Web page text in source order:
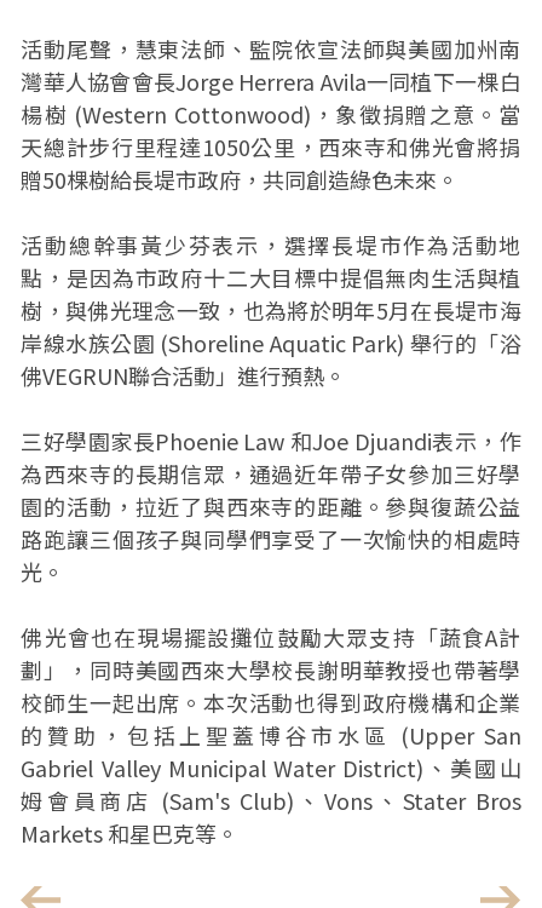
活動尾聲，慧東法師、監院依宣法師與美國加州南
灣華人協會會長Jorge Herrera Avila一同植下一棵白
楊樹 (Western Cottonwood)，象徵捐贈之意。當
天總計步行里程達1050公里，西來寺和佛光會將捐
贈50棵樹給長堤市政府，共同創造綠色未來。
活動總幹事黃少芬表示，選擇長堤市作為活動地
點，是因為市政府十二大目標中提倡無肉生活與植
樹，與佛光理念一致，也為將於明年5月在長堤市海
岸線水族公園 (Shoreline Aquatic Park) 舉行的「浴
佛VEGRUN聯合活動」進行預熱。
三好學園家長Phoenie Law 和Joe Djuandi表示，作
為西來寺的長期信眾，通過近年帶子女參加三好學
園的活動，拉近了與西來寺的距離。參與復蔬公益
路跑讓三個孩子與同學們享受了一次愉快的相處時
光。
佛光會也在現場擺設攤位鼓勵大眾支持「蔬食A計
劃」，同時美國西來大學校長謝明華教授也帶著學
校師生一起出席。本次活動也得到政府機構和企業
的贊助，包括上聖蓋博谷市水區 (Upper San
Gabriel Valley Municipal Water District)、美國山
姆會員商店 (Sam's Club)、Vons、Stater Bros
Markets 和星巴克等。